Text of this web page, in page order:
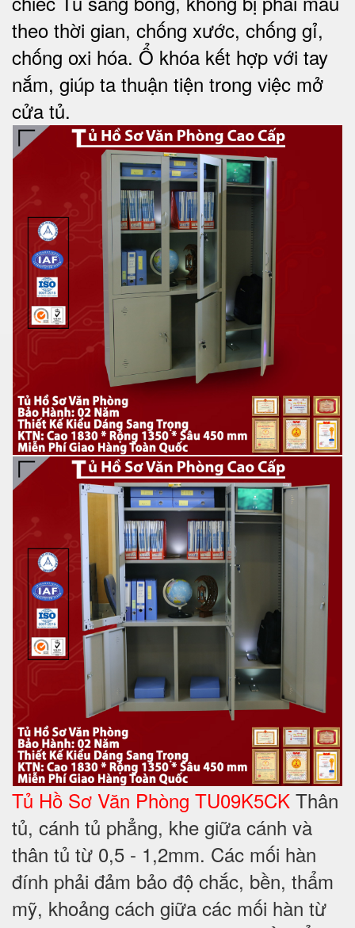
theo thời gian, chống xước, chống gỉ,
chống oxi hóa. Ổ khóa kết hợp với tay
nắm, giúp ta thuận tiện trong việc mở
cửa tủ.
Tủ Hồ Sơ Văn Phòng TU09K5CK Thân
tủ, cánh tủ phẳng, khe giữa cánh và
thân tủ từ 0,5 - 1,2mm. Các mối hàn
đính phải đảm bảo độ chắc, bền, thẩm
mỹ, khoảng cách giữa các mối hàn từ